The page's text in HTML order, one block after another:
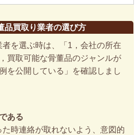
品買取り業者の選び方
を選ぶ時は、「1，会社の所在
買取可能な骨董品のジャンルが
を公開している」を確認しまし
ある
時連絡が取れないよう、意図的